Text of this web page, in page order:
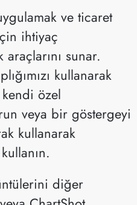
ve ticaret
ihtiyaç
sunar.
kullanarak
özel
veya bir göstergeyi
kullanarak
diğer